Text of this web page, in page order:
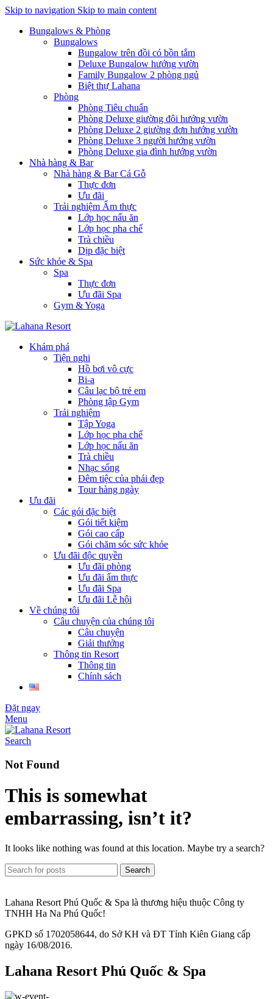
Skip to navigation Skip to main content
Bungalows & Phòng
Bungalows
Bungalow trên đồi có bồn tắm
Deluxe Bungalow hướng vườn
Family Bungalow 2 phòng ngủ
Biệt thự Lahana
Phòng
Phòng Tiêu chuẩn
Phòng Deluxe giường đôi hướng vườn
Phòng Deluxe 2 giường đơn hướng vườn
Phòng Deluxe 3 người hướng vườn
Phòng Deluxe gia đình hướng vườn
Nhà hàng & Bar
Nhà hàng & Bar Cá Gỗ
Thực đơn
Ưu đãi
Trải nghiệm Ẩm thực
Lớp học nấu ăn
Lớp học pha chế
Trà chiều
Dịp đặc biệt
Sức khỏe & Spa
Spa
Thực đơn
Ưu đãi Spa
Gym & Yoga
Khám phá
Tiện nghi
Hồ bơi vô cực
Bi-a
Câu lạc bộ trẻ em
Phòng tập Gym
Trải nghiệm
Tập Yoga
Lớp học pha chế
Lớp học nấu ăn
Trà chiều
Nhạc sống
Đêm tiệc của phái đẹp
Tour hàng ngày
Ưu đãi
Các gói đặc biệt
Gói tiết kiệm
Gói cao cấp
Gói chăm sóc sức khỏe
Ưu đãi độc quyền
Ưu đãi phòng
Ưu đãi ẩm thực
Ưu đãi Spa
Ưu đãi Lễ hội
Về chúng tôi
Câu chuyện của chúng tôi
Câu chuyện
Giải thưởng
Thông tin Resort
Thông tin
Chính sách
Đặt ngay
Menu
Search
Not Found
This is somewhat
embarrassing, isn’t it?
It looks like nothing was found at this location. Maybe try a search?
Search
Lahana Resort Phú Quốc & Spa là thương hiệu thuộc Công ty
TNHH Ha Na Phú Quốc!
GPKD số 1702058644, do Sở KH và ĐT Tỉnh Kiên Giang cấp
ngày 16/08/2016.
Lahana Resort Phú Quốc & Spa